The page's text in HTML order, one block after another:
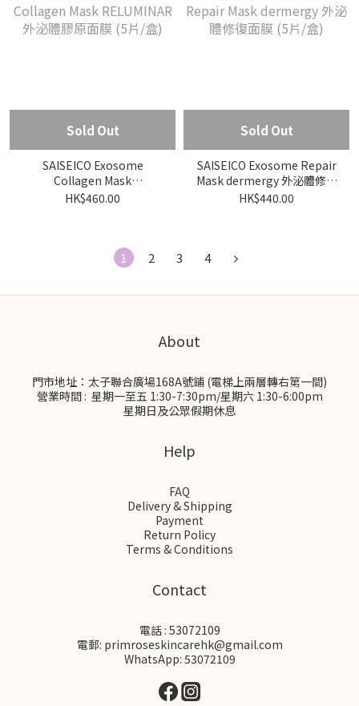
Sold Out
SAISEICO Exosome
Collagen Mask
RELUMINAR 外泌體膠原面
HK$460.00
Sold Out
SAISEICO Exosome Repair
Mask dermergy 外泌體修復
面膜 (5片/盒)
HK$440.00
1 2 3 4
About
門市地址：太子聯合廣場168A號鋪 (電梯上兩層轉右第一間)
營業時間 : 星期一至五 1:30-7:30pm/星期六 1:30-6:00pm
星期日及公眾假期休息
Help
FAQ
Delivery & Shipping
Payment
Return Policy
Terms & Conditions
Contact
電話 : 53072109
電郵: primroseskincarehk@gmail.com
WhatsApp: 53072109